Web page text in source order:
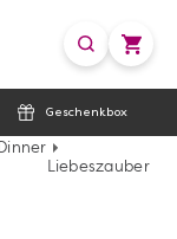
Geschenkbox
Liebeszauber